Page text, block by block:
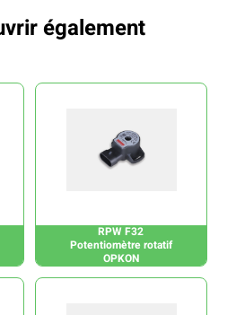
également
RPW F32
Potentiomètre rotatif
OPKON